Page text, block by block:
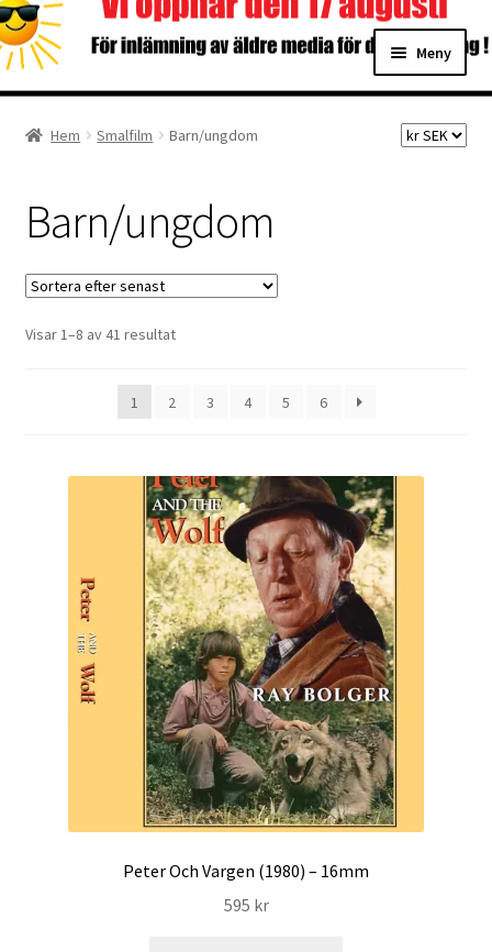
Hoppa
till
navigering
Hoppa
till
innehåll
Meny
Priser
Förbättringar
Önskelista
International Checkout
Villkor
Butiken
Direktbetalning
Hem Smalfilm Barn/ungdom
Barn/ungdom
Visar 1–8 av 41 resultatSortera
1
2 3 4 5 6
Peter Och Vargen (1980) – 16mm
595 kr